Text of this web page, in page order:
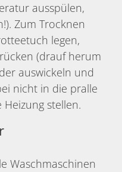
ausspülen,
Zum Trocknen
legen,
(drauf herum
auswickeln und
nicht in die pralle
stellen.
Waschmaschinen